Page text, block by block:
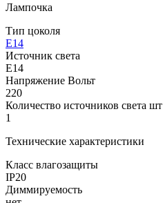
Лампочка
Тип цоколя
E14
Источник света
E14
Напряжение Вольт
220
Количество источников света шт
1
Технические характеристики
Класс влагозащиты
IP20
Диммируемость